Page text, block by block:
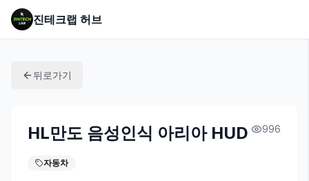
진테크랩 허브
뒤로가기
HL만도 음성인식 아리아 HUD 996
자동차